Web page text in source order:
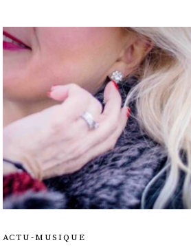
ACTU-MUSIQUE